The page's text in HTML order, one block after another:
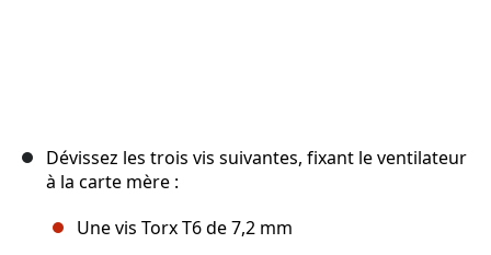
Dévissez les trois vis suivantes, fixant le ventilateur
à la carte mère :
Une vis Torx T6 de 7,2 mm